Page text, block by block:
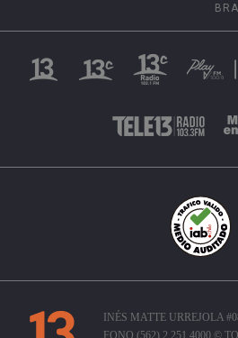
INÉS MATTE URREJOLA
FONO (562) 2 251 4000 ©